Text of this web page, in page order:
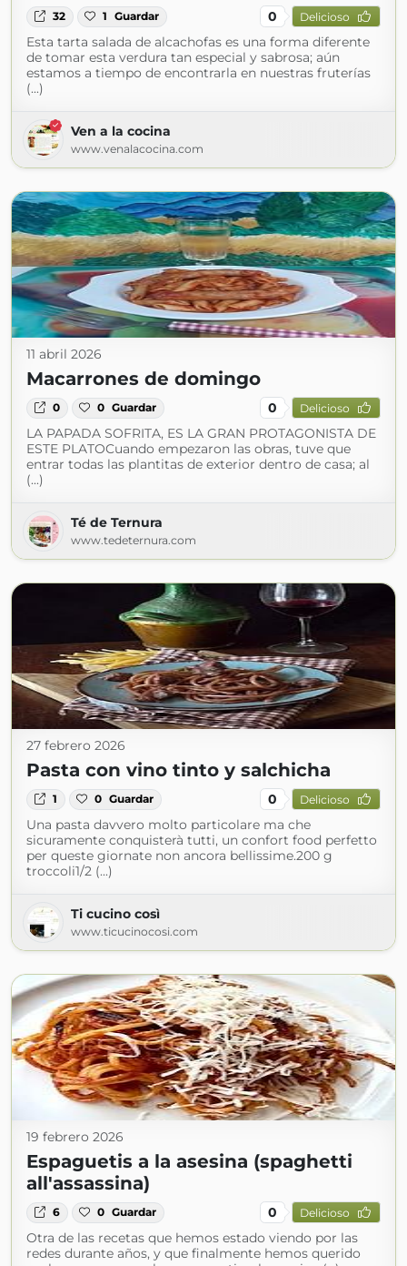
32 1 Guardar 0 Delicioso
Esta tarta salada de alcachofas es una forma diferente
de tomar esta verdura tan especial y sabrosa; aún
estamos a tiempo de encontrarla en nuestras fruterías
(...)
Ven a la cocina
www.venalacocina.com
11 abril 2026
Macarrones de domingo
0 0 Guardar 0 Delicioso
LA PAPADA SOFRITA, ES LA GRAN PROTAGONISTA DE
ESTE PLATOCuando empezaron las obras, tuve que
entrar todas las plantitas de exterior dentro de casa; al
(...)
Té de Ternura
www.tedeternura.com
27 febrero 2026
Pasta con vino tinto y salchicha
1 0 Guardar 0 Delicioso
Una pasta davvero molto particolare ma che
sicuramente conquisterà tutti, un confort food perfetto
per queste giornate non ancora bellissime.200 g
troccoli1/2 (...)
Ti cucino così
www.ticucinocosi.com
19 febrero 2026
Espaguetis a la asesina (spaghetti
all'assassina)
6 0 Guardar 0 Delicioso
Otra de las recetas que hemos estado viendo por las
redes durante años, y que finalmente hemos querido